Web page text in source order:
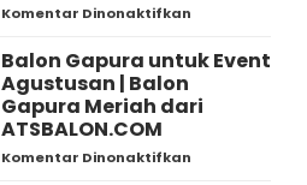
2026,
Alasan
Mengapa
Komentar Dinonaktifkan
Gapura
untuk
Event
Agustusan
Balon Gapura untuk Event
Agustusan | Balon
Gapura Meriah dari
ATSBALON.COM
Komentar Dinonaktifkan